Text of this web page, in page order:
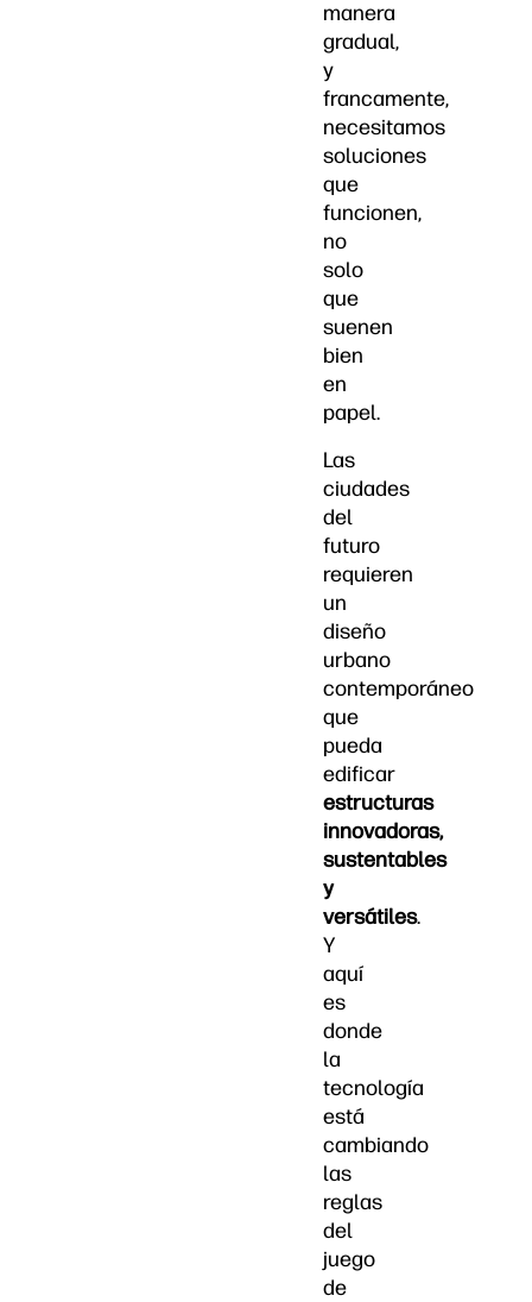
manera
gradual,
y
francamente,
necesitamos
soluciones
que
funcionen,
no
solo
que
suenen
bien
en
papel.
Las
ciudades
del
futuro
requieren
un
diseño
urbano
contemporáneo
que
pueda
edificar
estructuras
innovadoras,
sustentables
y
versátiles.
Y
aquí
es
donde
la
tecnología
está
cambiando
las
reglas
del
juego
de